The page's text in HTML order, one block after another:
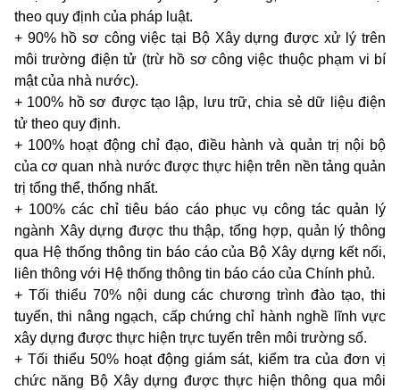
theo quy định của pháp luật.
+ 90% hồ sơ công việc tại Bộ Xây dựng được xử lý trên
môi trường điện tử (trừ hồ sơ công việc thuộc phạm vi bí
mật của nhà nước).
+ 100% hồ sơ được tạo lập, lưu trữ, chia sẻ dữ liệu điện
tử theo quy định.
+ 100% hoạt động chỉ đạo, điều hành và quản trị nội bộ
của cơ quan nhà nước được thực hiện trên nền tảng quản
trị tổng thể, thống nhất.
+ 100% các chỉ tiêu báo cáo phục vụ công tác quản lý
ngành Xây dựng được thu thập, tổng hợp, quản lý thông
qua Hệ thống thông tin báo cáo của Bộ Xây dựng kết nối,
liên thông với Hệ thống thông tin báo cáo của Chính phủ.
+ Tối thiểu 70% nội dung các chương trình đào tạo, thi
tuyển, thi nâng ngạch, cấp chứng chỉ hành nghề lĩnh vực
xây dựng được thực hiện trực tuyến trên môi trường số.
+ Tối thiểu 50% hoạt động giám sát, kiểm tra của đơn vị
chức năng Bộ Xây dựng được thực hiện thông qua môi